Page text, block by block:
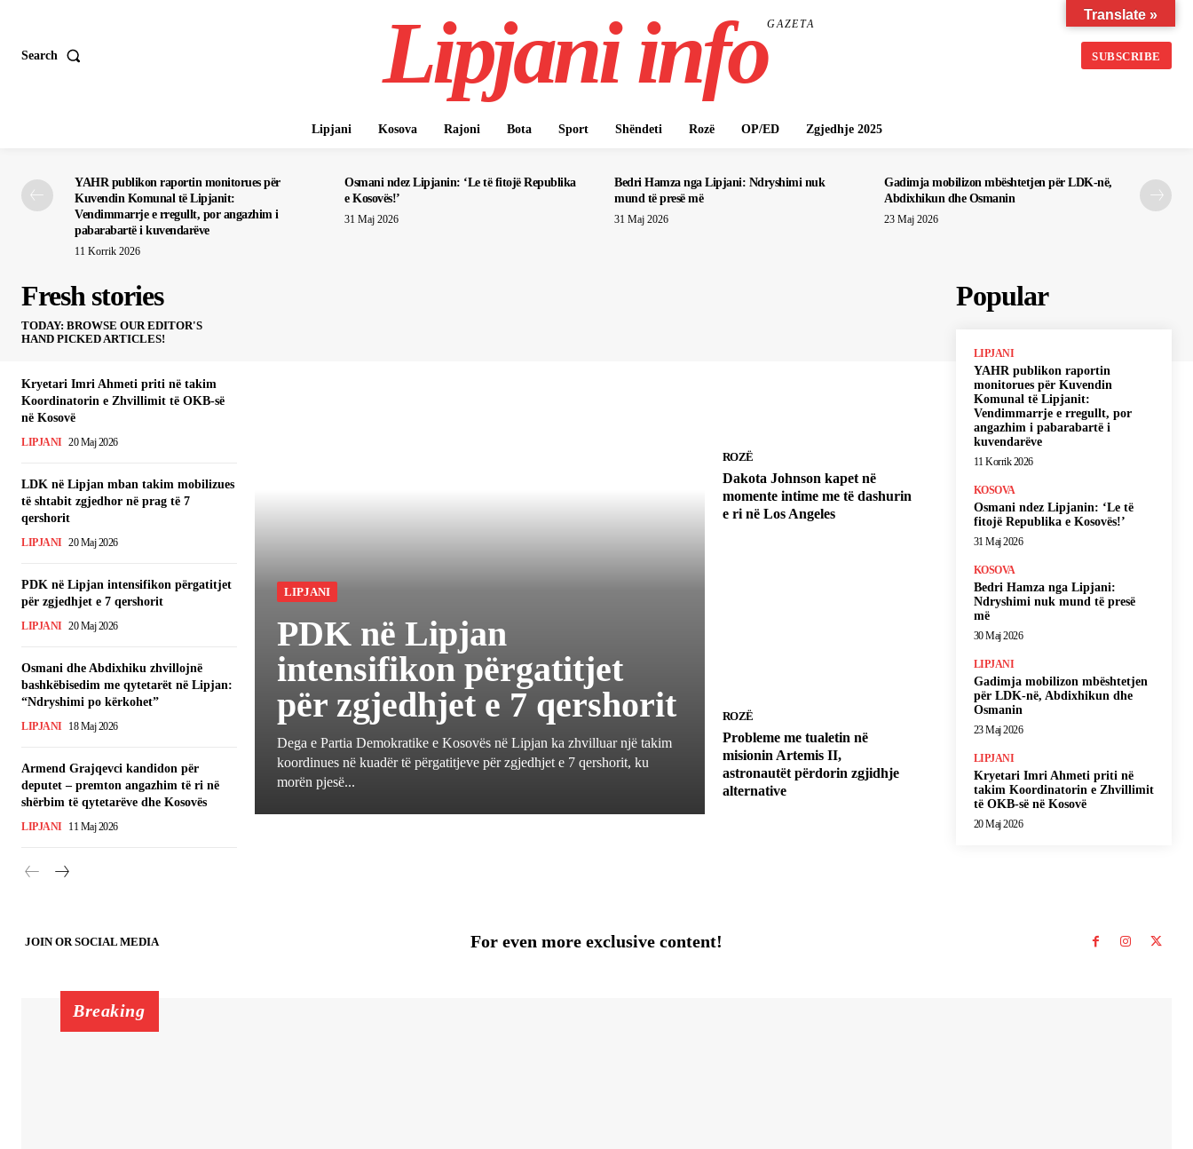
Search Lipjani infoGAZETA
SUBSCRIBE
Lipjani Kosova Rajoni Bota Sport Shëndeti Rozë OP/ED Zgjedhje 2025
YAHR publikon raportin monitorues për
Kuvendin Komunal të Lipjanit:
Vendimmarrje e rregullt, por angazhim i
pabarabartë i kuvendarëve
11 Korrik 2026
Osmani ndez Lipjanin: ‘Le të fitojë Republika
e Kosovës!’
31 Maj 2026
Bedri Hamza nga Lipjani: Ndryshimi nuk
mund të presë më
31 Maj 2026
Gadimja mobilizon mbështetjen për LDK-në,
Abdixhikun dhe Osmanin
23 Maj 2026
Fresh stories
TODAY: BROWSE OUR EDITOR'S
HAND PICKED ARTICLES!
Kryetari Imri Ahmeti priti në takim
Koordinatorin e Zhvillimit të OKB-së
në Kosovë
LIPJANI 20 Maj 2026
LDK në Lipjan mban takim mobilizues
të shtabit zgjedhor në prag të 7
qershorit
LIPJANI 20 Maj 2026
PDK në Lipjan intensifikon përgatitjet
për zgjedhjet e 7 qershorit
LIPJANI 20 Maj 2026
Osmani dhe Abdixhiku zhvillojnë
bashkëbisedim me qytetarët në Lipjan:
“Ndryshimi po kërkohet”
LIPJANI 18 Maj 2026
Armend Grajqevci kandidon për
deputet – premton angazhim të ri në
shërbim të qytetarëve dhe Kosovës
LIPJANI 11 Maj 2026
LIPJANI
PDK në Lipjan
intensifikon përgatitjet
për zgjedhjet e 7 qershorit
Dega e Partia Demokratike e Kosovës në Lipjan ka zhvilluar një takim
koordinues në kuadër të përgatitjeve për zgjedhjet e 7 qershorit, ku
morën pjesë...
ROZË
Dakota Johnson kapet në
momente intime me të dashurin
e ri në Los Angeles
ROZË
Probleme me tualetin në
misionin Artemis II,
astronautët përdorin zgjidhje
alternative
Popular
LIPJANI
YAHR publikon raportin
monitorues për Kuvendin
Komunal të Lipjanit:
Vendimmarrje e rregullt, por
angazhim i pabarabartë i
kuvendarëve
11 Korrik 2026
KOSOVA
Osmani ndez Lipjanin: ‘Le të
fitojë Republika e Kosovës!’
31 Maj 2026
KOSOVA
Bedri Hamza nga Lipjani:
Ndryshimi nuk mund të presë
më
30 Maj 2026
LIPJANI
Gadimja mobilizon mbështetjen
për LDK-në, Abdixhikun dhe
Osmanin
23 Maj 2026
LIPJANI
Kryetari Imri Ahmeti priti në
takim Koordinatorin e Zhvillimit
të OKB-së në Kosovë
20 Maj 2026
JOIN OR SOCIAL MEDIA For even more exclusive content!
Breaking
Translate »